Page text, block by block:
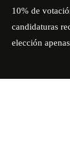
10% de
candidaturas
elección